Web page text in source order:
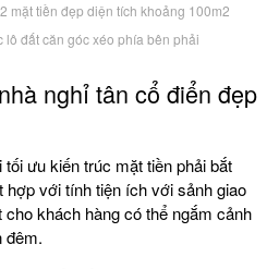
mặt tiền đẹp diện tích khoảng 100m2
lô đất căn góc xéo phía bên phải
nghỉ tân cổ điển đẹp
ưu kiến trúc mặt tiền phải bắt
hợp với tính tiện ích với sảnh giao
khách hàng có thể ngắm cảnh
đêm.